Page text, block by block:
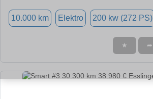
10.000 km Elektro 200 kw (272 PS)
★ ➦